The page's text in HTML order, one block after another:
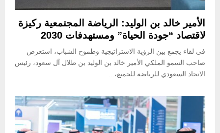
الأمير خالد بن الوليد: الرياضة المجتمعية ركيزة
لاقتصاد “جودة الحياة” ومستهدفات 2030
في لقاء يجمع بين الرؤية الاستراتيجية وطموح الشباب، استعرض
صاحب السمو الملكي الأمير خالد بن الوليد بن طلال آل سعود، رئيس
الاتحاد السعودي للرياضة للجميع،...